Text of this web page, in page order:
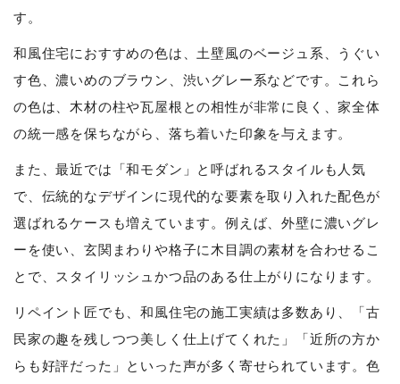
す。
和風住宅におすすめの色は、土壁風のベージュ系、うぐい
す色、濃いめのブラウン、渋いグレー系などです。これら
の色は、木材の柱や瓦屋根との相性が非常に良く、家全体
の統一感を保ちながら、落ち着いた印象を与えます。
また、最近では「和モダン」と呼ばれるスタイルも人気
で、伝統的なデザインに現代的な要素を取り入れた配色が
選ばれるケースも増えています。例えば、外壁に濃いグレ
ーを使い、玄関まわりや格子に木目調の素材を合わせるこ
とで、スタイリッシュかつ品のある仕上がりになります。
リペイント匠でも、和風住宅の施工実績は多数あり、「古
民家の趣を残しつつ美しく仕上げてくれた」「近所の方か
らも好評だった」といった声が多く寄せられています。色